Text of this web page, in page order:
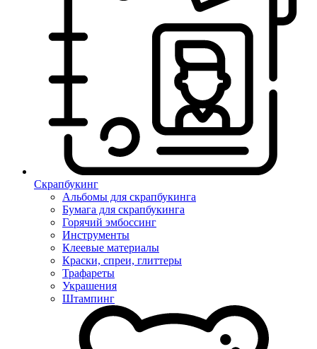
Скрапбукинг
Альбомы для скрапбукинга
Бумага для скрапбукинга
Горячий эмбоссинг
Инструменты
Клеевые материалы
Краски, спреи, глиттеры
Трафареты
Украшения
Штампинг